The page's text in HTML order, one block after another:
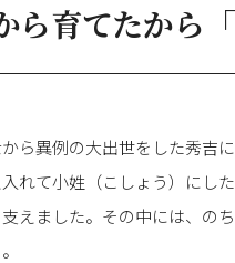
ら育てたから「
ら異例の大出世をした秀吉
れて小姓（こしょう）にし
えました。その中には、の